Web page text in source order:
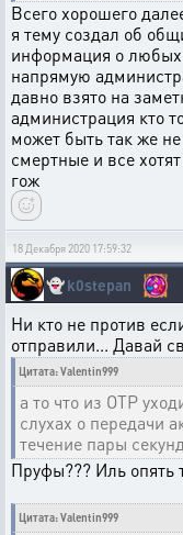
Всего хорошего
я тему создал об
информация о любых
напрямую
давно взято на
администрация кто
может быть так же
смертные и все
гож
18 Декабря 2020 17:59:32
👻k0stepan
Ни кто не против
отправили... Давай
Цитата: Valentin999
а то что из ОТР
слухах о передачи
течение пары
Пруфы??? Иль опять
Цитата: Valentin999